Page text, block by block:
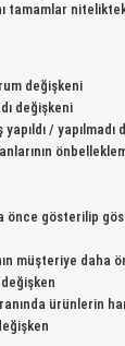
tamamlar
değişkeni
değişkeni
/ yapılmadı
önce gösterilip
müşteriye daha
ürünlerin